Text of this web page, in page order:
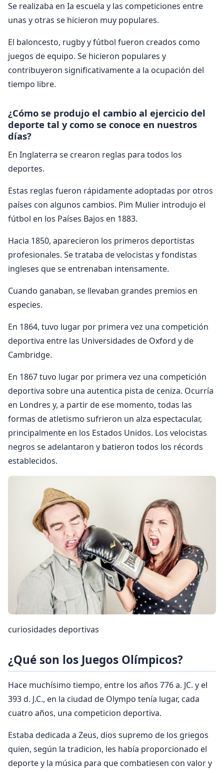
Se realizaba en Ia escuela y las competiciones entre
unas y otras se hicieron muy populares.
El baloncesto, rugby y fútbol fueron creados como
juegos de equipo. Se hicieron populares y
contribuyeron significativamente a la ocupación del
tiempo libre.
¿Cómo se produjo el cambio al ejercicio del
deporte tal y como se conoce en nuestros
días?
En Inglaterra se crearon reglas para todos los
deportes.
Estas reglas fueron rápidamente adoptadas por otros
países con algunos cambios. Pim Mulier introdujo el
fútbol en los Países Bajos en 1883.
Hacia 1850, aparecieron los primeros deportistas
profesionales. Se trataba de velocistas y fondistas
ingleses que se entrenaban intensamente.
Cuando ganaban, se llevaban grandes premios en
especies.
En 1864, tuvo lugar por primera vez una competición
deportiva entre las Universidades de Oxford y de
Cambridge.
En 1867 tuvo lugar por primera vez una competición
deportiva sobre una autentica pista de ceniza. Ocurría
en Londres y, a partir de ese momento, todas las
formas de atletismo sufrieron un alza espectacular,
principalmente en los Estados Unidos. Los velocistas
negros se adelantaron y batieron todos los récords
establecidos.
curiosidades deportivas
¿Qué son los Juegos Olímpicos?
Hace muchísimo tiempo, entre los años 776 a. JC. y el
393 d. J.C., en la ciudad de Olympo tenía lugar, cada
cuatro años, una competicion deportiva.
Estaba dedicada a Zeus, dios supremo de los griegos
quien, según la tradicion, les había proporcionado el
deporte y la música para que combatiesen con valor y